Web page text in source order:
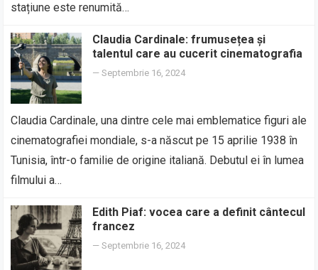
stațiune este renumită…
Claudia Cardinale: frumusețea și
talentul care au cucerit cinematografia
—Septembrie 16, 2024
Claudia Cardinale, una dintre cele mai emblematice figuri ale
cinematografiei mondiale, s-a născut pe 15 aprilie 1938 în
Tunisia, într-o familie de origine italiană. Debutul ei în lumea
filmului a…
Edith Piaf: vocea care a definit cântecul
francez
—Septembrie 16, 2024